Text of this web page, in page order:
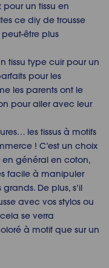
un tissu en
ce diy de trousse
être plus
tissu type cuir pour un
pour les
les parents ont le
pour aller avec leur
les tissus à motifs
! C’est un choix
général en coton,
facile à manipuler
De plus, s’il
avec vos stylos ou
se verra
à motif que sur un